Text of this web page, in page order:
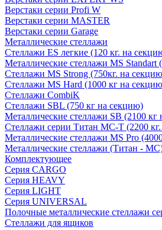
Верстаки серии Profi W
Верстаки серии MASTER
Верстаки серии Garage
Металлические стеллажи
Стеллажи ES легкие (120 кг. на
Металлические стеллажи MS Standart
Стеллажи MS Strong (750кг. на
Стеллажи MS Hard (1000 кг на
Стеллажи CombiK
Стеллажи SBL (750 кг на секцию)
Металлические стеллажи SB (2100 кг
Стеллажи серии Титан МС-Т (2200 кг.
Металлические стеллажи MS Pro
Металлические стеллажи (Титан -
Комплектующее
Серия CARGO
Серия HEAVY
Серия LIGHT
Серия UNIVERSAL
Полочные металлические стеллажи
Стеллажи для ящиков